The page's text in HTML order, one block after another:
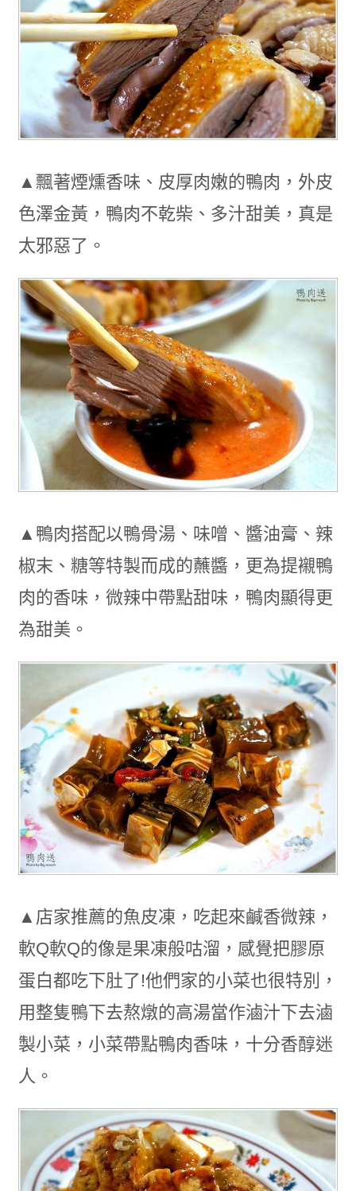
▲飄著煙燻香味、皮厚肉嫩的鴨肉，外皮
色澤金黃，鴨肉不乾柴、多汁甜美，真是
太邪惡了。
▲鴨肉搭配以鴨骨湯、味噌、醬油膏、辣
椒末、糖等特製而成的蘸醬，更為提襯鴨
肉的香味，微辣中帶點甜味，鴨肉顯得更
為甜美。
▲店家推薦的魚皮凍，吃起來鹹香微辣，
軟Q軟Q的像是果凍般咕溜，感覺把膠原
蛋白都吃下肚了!他們家的小菜也很特別，
用整隻鴨下去熬燉的高湯當作滷汁下去滷
製小菜，小菜帶點鴨肉香味，十分香醇迷
人。